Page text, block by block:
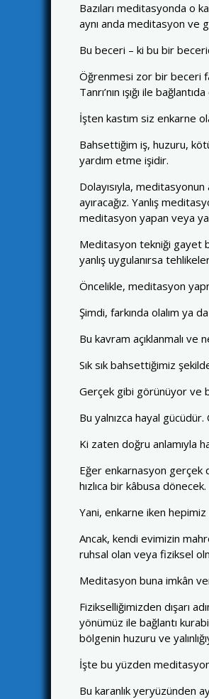
Bazıları meditasyonda o
aynı anda meditasyon ve
Bu beceri – ki bu bir
Öğrenmesi zor bir beceri
Tanrı’nın ışığı ile
İşten kastım siz enkarne
Bahsettiğim iş, huzuru,
yardım etme işidir.
Dolayısıyla,
ayıracağız. Yanlış
meditasyon yapan veya
Meditasyon tekniği gayet
yanlış uygulanırsa
Öncelikle, meditasyon
Şimdi, farkında olalım ya
Bu kavram açıklanmalı ve
Sık sık bahsettiğimiz
Gerçek gibi görünüyor ve
Bu yalnızca hayal
Ki zaten doğru anlamıyla
Eğer enkarnasyon gerçek
hızlıca bir kâbusa
Yani, enkarne iken hepimiz
Ancak, kendi evimizin
ruhsal olan veya fiziksel
Meditasyon buna imkân
Fizikselliğimizden dışarı
yönümüz ile bağlantı
bölgenin huzuru ve
İşte bu yüzden
Bu karanlık yeryüzünden